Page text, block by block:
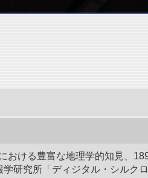
おける豊富な地理学的知見、
研究所「ディジタル・シルク